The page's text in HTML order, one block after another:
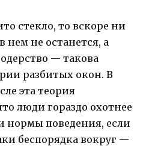
стекло, то вскоре ни
нем не останется, а
— такова
разбитых окон. В
эта теория
люди гораздо охотнее
нормы поведения, если
беспорядка вокруг —